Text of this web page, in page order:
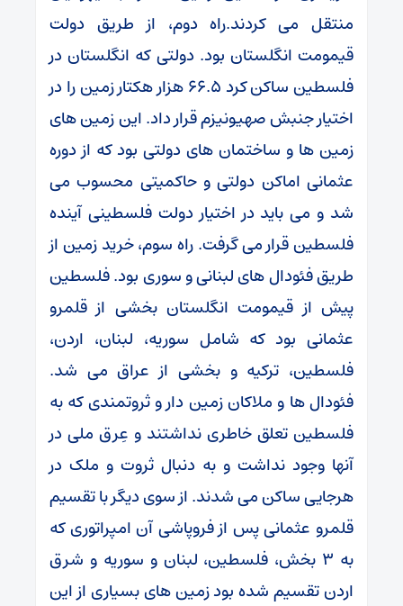
منتقل می کردند.راه دوم، از طریق دولت
قیمومت انگلستان بود. دولتی که انگلستان در
فلسطین ساکن کرد 66.5 هزار هکتار زمین را در
اختیار جنبش صهیونیزم قرار داد. این زمین های
زمین ها و ساختمان های دولتی بود که از دوره
عثمانی اماکن دولتی و حاکمیتی محسوب می
شد و می باید در اختیار دولت فلسطینی آینده
فلسطین قرار می گرفت. راه سوم، خرید زمین از
طریق فئودال های لبنانی و سوری بود. فلسطین
پیش از قیمومت انگلستان بخشی از قلمرو
عثمانی بود که شامل سوریه، لبنان، اردن،
فلسطین، ترکیه و بخشی از عراق می شد.
فئودال ها و ملاکان زمین دار و ثروتمندی که به
فلسطین تعلق خاطری نداشتند و عِرق ملی در
آنها وجود نداشت و به دنبال ثروت و ملک در
هرجایی ساکن می شدند. از سوی دیگر با تقسیم
قلمرو عثمانی پس از فروپاشی آن امپراتوری که
به 3 بخش، فلسطین، لبنان و سوریه و شرق
اردن تقسیم شده بود زمین های بسیاری از این